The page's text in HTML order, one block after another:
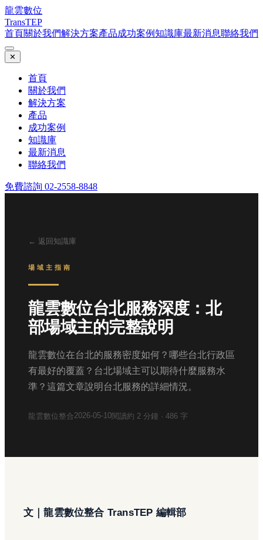
龍雲數位
TransTEP
首頁關於我們解決方案產品成功案例知識庫最新消息聯絡我們
✕
首頁
關於我們
解決方案
產品
成功案例
知識庫
最新消息
聯絡我們
免費諮詢 02-2558-8848
← 返回知識庫
場域主指南
龍雲數位台北服務深度：北
部場域主的完整說明
龍雲數位在台北的服務密度如何？哪些台北行政區
有最好的覆蓋？台北場域主可以期待什麼服務水
準？這篇文章說明台北服務的詳細情況。
龍雲數位整合2026-05-10閱讀約 2 分鐘 · 486 字
文｜龍雲數位整合 TransTEP 編輯部